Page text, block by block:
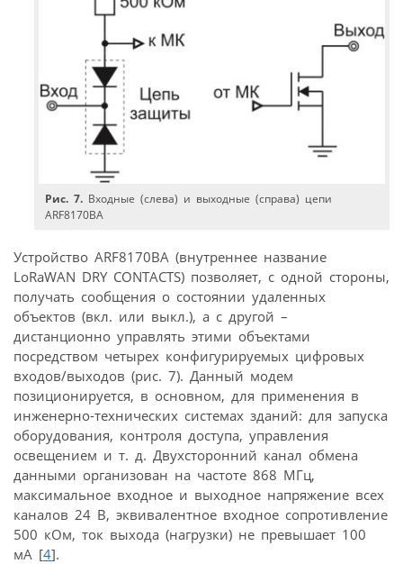
Рис. 7. Входные (слева) и выходные (справа) цепи
ARF8170BA
Устройство ARF8170BA (внутреннее название
LoRaWAN DRY CONTACTS) позволяет, с одной стороны,
получать сообщения о состоянии удаленных
объектов (вкл. или выкл.), а с другой –
дистанционно управлять этими объектами
посредством четырех конфигурируемых цифровых
входов/выходов (рис. 7). Данный модем
позиционируется, в основном, для применения в
инженерно-технических системах зданий: для запуска
оборудования, контроля доступа, управления
освещением и т. д. Двухсторонний канал обмена
данными организован на частоте 868 МГц,
максимальное входное и выходное напряжение всех
каналов 24 В, эквивалентное входное сопротивление
500 кОм, ток выхода (нагрузки) не превышает 100
мА [4].